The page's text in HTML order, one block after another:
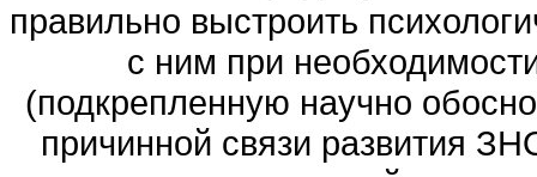
правильно выстроить
с ним при
(подкрепленную научно
причинной связи развития